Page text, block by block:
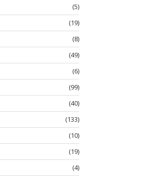
(5)
(19)
(8)
(49)
(6)
(99)
(40)
(133)
(10)
(19)
(4)